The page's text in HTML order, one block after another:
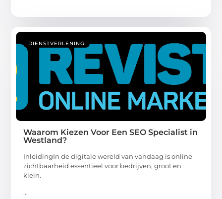
DIENSTVERLENING
Waarom Kiezen Voor Een SEO Specialist in
Westland?
InleidingIn de digitale wereld van vandaag is online
zichtbaarheid essentieel voor bedrijven, groot en
klein.
...